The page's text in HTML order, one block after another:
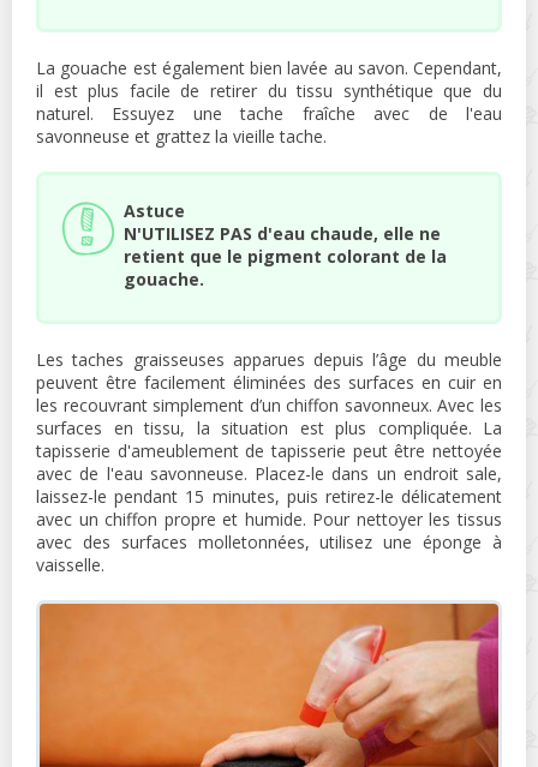
La gouache est également bien lavée au savon. Cependant,
il est plus facile de retirer du tissu synthétique que du
naturel. Essuyez une tache fraîche avec de l'eau
savonneuse et grattez la vieille tache.
Astuce
N'UTILISEZ PAS d'eau chaude, elle ne
retient que le pigment colorant de la
gouache.
Les taches graisseuses apparues depuis l’âge du meuble
peuvent être facilement éliminées des surfaces en cuir en
les recouvrant simplement d’un chiffon savonneux. Avec les
surfaces en tissu, la situation est plus compliquée. La
tapisserie d'ameublement de tapisserie peut être nettoyée
avec de l'eau savonneuse. Placez-le dans un endroit sale,
laissez-le pendant 15 minutes, puis retirez-le délicatement
avec un chiffon propre et humide. Pour nettoyer les tissus
avec des surfaces molletonnées, utilisez une éponge à
vaisselle.